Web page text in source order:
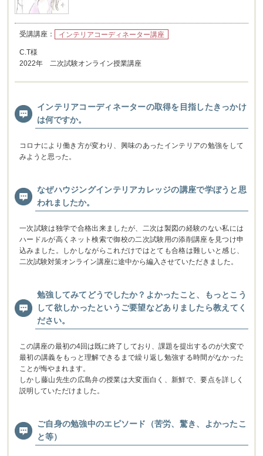
受講講座： インテリアコーディネーター講座
C.T様
2022年 二次試験オンライン授業講座
インテリアコーディネーターの取得を目指したきっかけ
は何ですか。
コロナにより働き方が変わり、興味のあったインテリアの勉強をして
みようと思った。
なぜハウジングインテリアカレッジの講座で学ぼうと思
われましたか。
一次試験は独学で合格出来ましたが、二次は製図の経験のない私には
ハードルが高くネット検索で御校の二次試験用の添削講座を見つけ申
込みました。しかしながらこれだけではとても合格は難しいと感じ、
二次試験対策オンライン講座に途中から編入させていただきました。
勉強してみてどうでしたか？よかったこと、もっとこう
して欲しかったというご要望などありましたら教えてく
ださい。
この講座の最初の4回は既に終了しており、課題を提出するのが大変で
最初の講義をもっと理解できるまで繰り返し勉強する時間がなかった
ことが悔やまれます。
しかし藤山先生の広島弁の授業は大変面白く、新鮮で、要点を詳しく
説明していただけました。
ご自身の勉強中のエピソード（苦労、驚き、よかったこ
と等）